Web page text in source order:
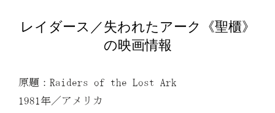
レイダース／失われたアーク《聖櫃》
の映画情報
原題：Raiders of the Lost Ark
1981年／アメリカ